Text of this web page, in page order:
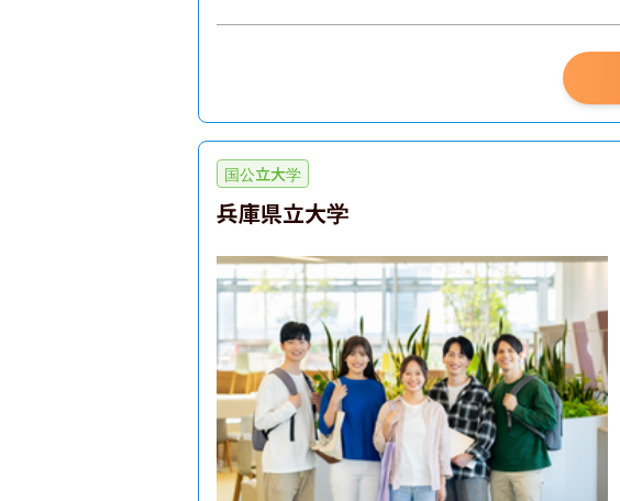
国公立大学
兵庫県立大学